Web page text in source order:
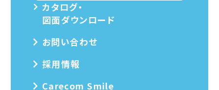
カタログ・
図面ダウンロード
お問い合わせ
採用情報
Carecom Smile